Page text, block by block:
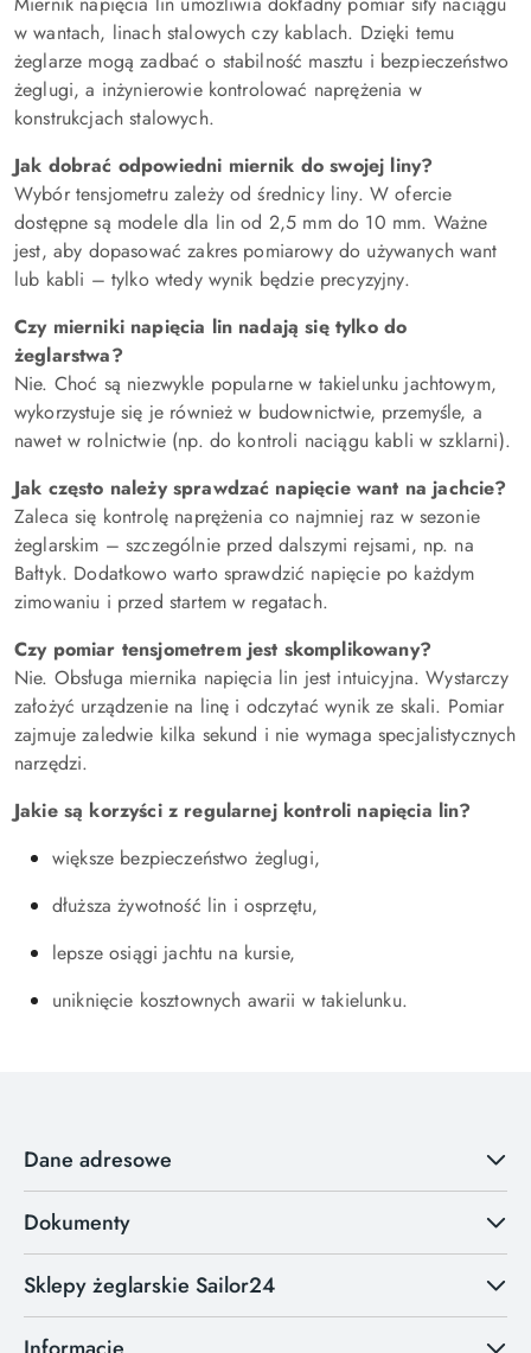
w wantach, linach stalowych czy kablach. Dzięki temu
żeglarze mogą zadbać o stabilność masztu i bezpieczeństwo
żeglugi, a inżynierowie kontrolować naprężenia w
konstrukcjach stalowych.
Jak dobrać odpowiedni miernik do swojej liny?
Wybór tensjometru zależy od średnicy liny. W ofercie
dostępne są modele dla lin od 2,5 mm do 10 mm. Ważne
jest, aby dopasować zakres pomiarowy do używanych want
lub kabli – tylko wtedy wynik będzie precyzyjny.
Czy mierniki napięcia lin nadają się tylko do
żeglarstwa?
Nie. Choć są niezwykle popularne w takielunku jachtowym,
wykorzystuje się je również w budownictwie, przemyśle, a
nawet w rolnictwie (np. do kontroli naciągu kabli w szklarni).
Jak często należy sprawdzać napięcie want na jachcie?
Zaleca się kontrolę naprężenia co najmniej raz w sezonie
żeglarskim – szczególnie przed dalszymi rejsami, np. na
Bałtyk. Dodatkowo warto sprawdzić napięcie po każdym
zimowaniu i przed startem w regatach.
Czy pomiar tensjometrem jest skomplikowany?
Nie. Obsługa miernika napięcia lin jest intuicyjna. Wystarczy
założyć urządzenie na linę i odczytać wynik ze skali. Pomiar
zajmuje zaledwie kilka sekund i nie wymaga specjalistycznych
narzędzi.
Jakie są korzyści z regularnej kontroli napięcia lin?
większe bezpieczeństwo żeglugi,
dłuższa żywotność lin i osprzętu,
lepsze osiągi jachtu na kursie,
uniknięcie kosztownych awarii w takielunku.
Dane adresowe
Dokumenty
Sklepy żeglarskie Sailor24